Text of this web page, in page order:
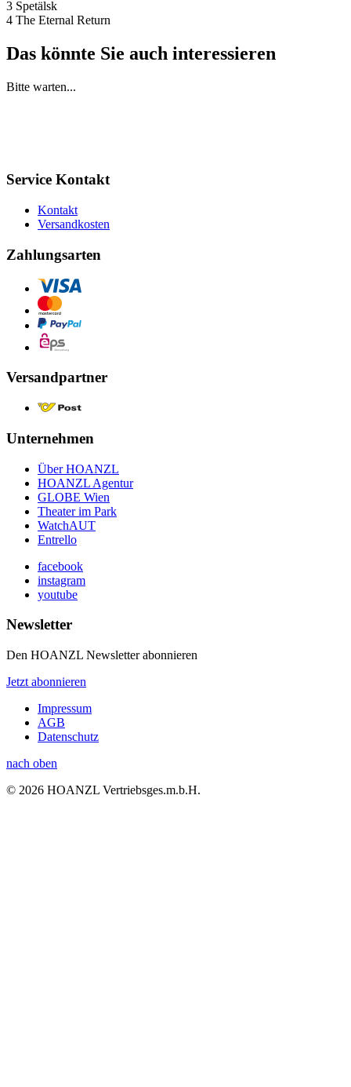
3 Spetälsk
4 The Eternal Return
Das könnte Sie auch interessieren
Bitte warten...
Service Kontakt
Kontakt
Versandkosten
Zahlungsarten
Versandpartner
Unternehmen
Über HOANZL
HOANZL Agentur
GLOBE Wien
Theater im Park
WatchAUT
Entrello
facebook
instagram
youtube
Newsletter
Den HOANZL Newsletter abonnieren
Jetzt abonnieren
Impressum
AGB
Datenschutz
nach oben
© 2026 HOANZL Vertriebsges.m.b.H.